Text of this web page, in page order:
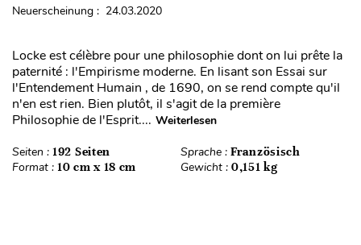
Neuerscheinung : 24.03.2020
Locke est célèbre pour une philosophie dont on lui prête la
paternité : l'Empirisme moderne. En lisant son Essai sur
l'Entendement Humain , de 1690, on se rend compte qu'il
n'en est rien. Bien plutôt, il s'agit de la première
Philosophie de l'Esprit.... Weiterlesen
Seiten : 192 Seiten Sprache : Französisch
Format : 10 cm x 18 cm Gewicht : 0,151 kg